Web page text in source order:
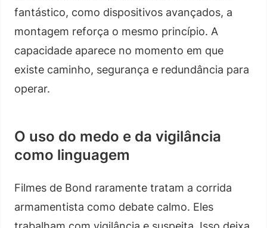
fantástico, como dispositivos avançados, a
montagem reforça o mesmo princípio. A
capacidade aparece no momento em que
existe caminho, segurança e redundância para
operar.
O uso do medo e da vigilância
como linguagem
Filmes de Bond raramente tratam a corrida
armamentista como debate calmo. Eles